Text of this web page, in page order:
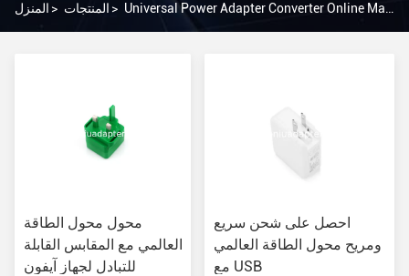
المنزل > المنتجات > Universal Power Adapter Converter Online Manufacturer
محول محول الطاقة
العالمي مع المقابس القابلة
للتبادل لجهاز آيفون
احصل على شحن سريع
ومريح محول الطاقة العالمي
مع USB